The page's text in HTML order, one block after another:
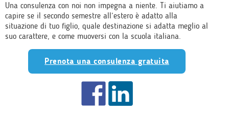
Una consulenza con noi non impegna a niente. Ti aiutiamo a
capire se il secondo semestre all’estero è adatto alla
situazione di tuo figlio, quale destinazione si adatta meglio al
suo carattere, e come muoversi con la scuola italiana.
Prenota una consulenza gratuita